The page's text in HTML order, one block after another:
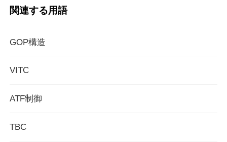
関連する用語
GOP構造
VITC
ATF制御
TBC